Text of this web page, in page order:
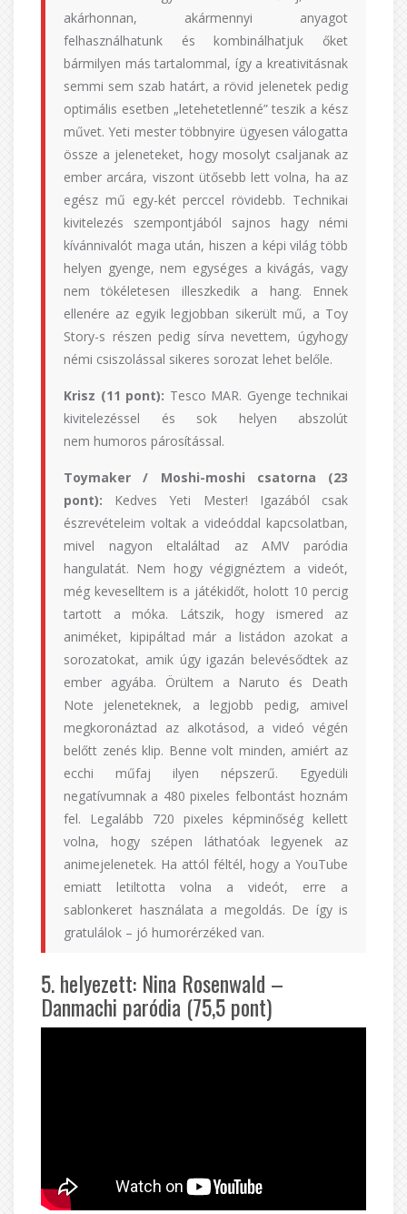
akárhonnan, akármennyi anyagot
felhasználhatunk és kombinálhatjuk őket
bármilyen más tartalommal, így a kreativitásnak
semmi sem szab határt, a rövid jelenetek pedig
optimális esetben „letehetetlenné” teszik a kész
művet. Yeti mester többnyire ügyesen válogatta
össze a jeleneteket, hogy mosolyt csaljanak az
ember arcára, viszont ütősebb lett volna, ha az
egész mű egy-két perccel rövidebb. Technikai
kivitelezés szempontjából sajnos hagy némi
kívánnivalót maga után, hiszen a képi világ több
helyen gyenge, nem egységes a kivágás, vagy
nem tökéletesen illeszkedik a hang. Ennek
ellenére az egyik legjobban sikerült mű, a Toy
Story-s részen pedig sírva nevettem, úgyhogy
némi csiszolással sikeres sorozat lehet belőle.
Krisz (11 pont): Tesco MAR. Gyenge technikai
kivitelezéssel és sok helyen abszolút
nem humoros párosítással.
Toymaker / Moshi-moshi csatorna (23
pont): Kedves Yeti Mester! Igazából csak
észrevételeim voltak a videóddal kapcsolatban,
mivel nagyon eltaláltad az AMV paródia
hangulatát. Nem hogy végignéztem a videót,
még keveselltem is a játékidőt, holott 10 percig
tartott a móka. Látszik, hogy ismered az
animéket, kipipáltad már a listádon azokat a
sorozatokat, amik úgy igazán belevésődtek az
ember agyába. Örültem a Naruto és Death
Note jeleneteknek, a legjobb pedig, amivel
megkoronáztad az alkotásod, a videó végén
belőtt zenés klip. Benne volt minden, amiért az
ecchi műfaj ilyen népszerű. Egyedüli
negatívumnak a 480 pixeles felbontást hoznám
fel. Legalább 720 pixeles képminőség kellett
volna, hogy szépen láthatóak legyenek az
animejelenetek. Ha attól féltél, hogy a YouTube
emiatt letiltotta volna a videót, erre a
sablonkeret használata a megoldás. De így is
gratulálok – jó humorérzéked van.
5. helyezett: Nina Rosenwald –
Danmachi paródia (75,5 pont)